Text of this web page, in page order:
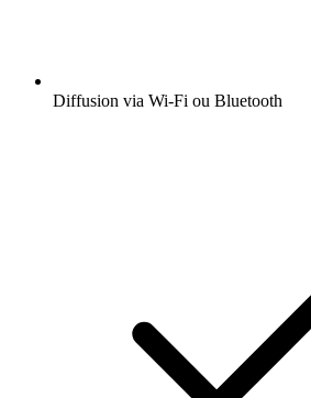
Diffusion via Wi-Fi ou Bluetooth